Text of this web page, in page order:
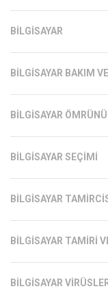
BILGISAYAR
BILGISAYAR BAKIM
BILGISAYAR
BILGISAYAR SEÇIMI
BILGISAYAR
BILGISAYAR TAMIRI
BILGISAYAR